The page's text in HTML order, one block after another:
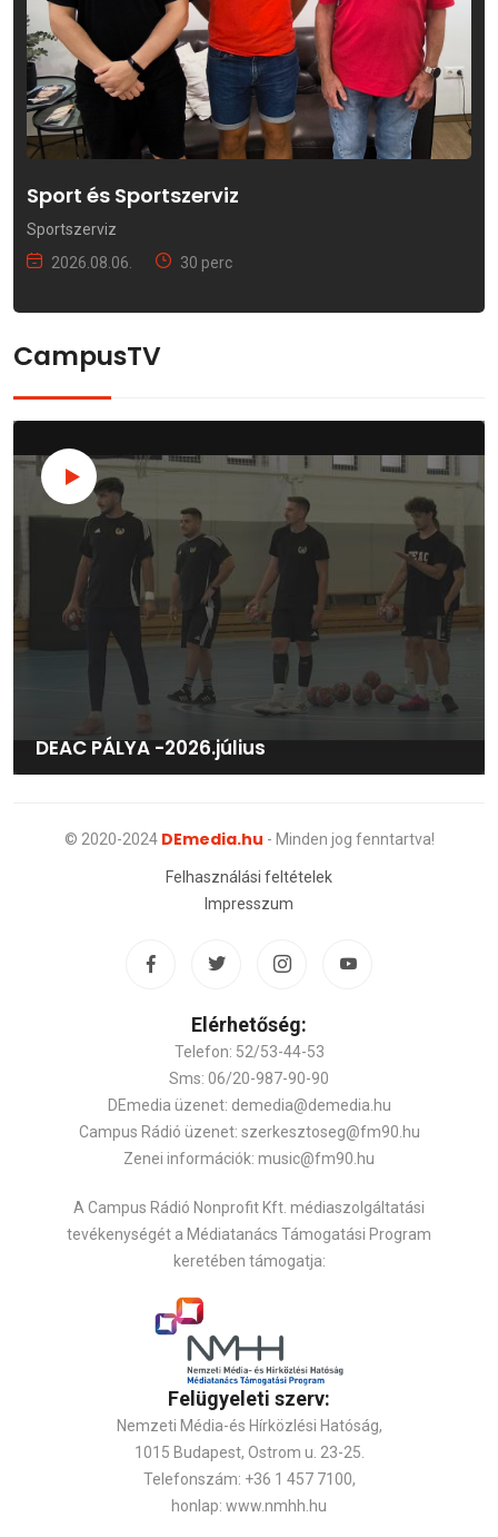
Sport és Sportszerviz
Sportszerviz
2026.08.06.
30 perc
CampusTV
DEAC PÁLYA -2026.július
© 2020-2024 DEmedia.hu - Minden jog fenntartva!
Felhasználási feltételek
Impresszum
Elérhetőség:
Telefon: 52/53-44-53
Sms: 06/20-987-90-90
DEmedia üzenet: demedia@demedia.hu
Campus Rádió üzenet: szerkesztoseg@fm90.hu
Zenei információk: music@fm90.hu
A Campus Rádió Nonprofit Kft. médiaszolgáltatási
tevékenységét a Médiatanács Támogatási Program
keretében támogatja:
Felügyeleti szerv:
Nemzeti Média-és Hírközlési Hatóság,
1015 Budapest, Ostrom u. 23-25.
Telefonszám: +36 1 457 7100,
honlap: www.nmhh.hu